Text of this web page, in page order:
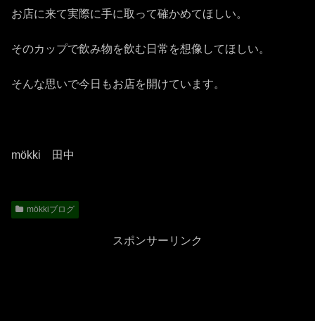
お店に来て実際に手に取って確かめてほしい。
そのカップで飲み物を飲む日常を想像してほしい。
そんな思いで今日もお店を開けています。
mökki 田中
mökkiブログ
スポンサーリンク